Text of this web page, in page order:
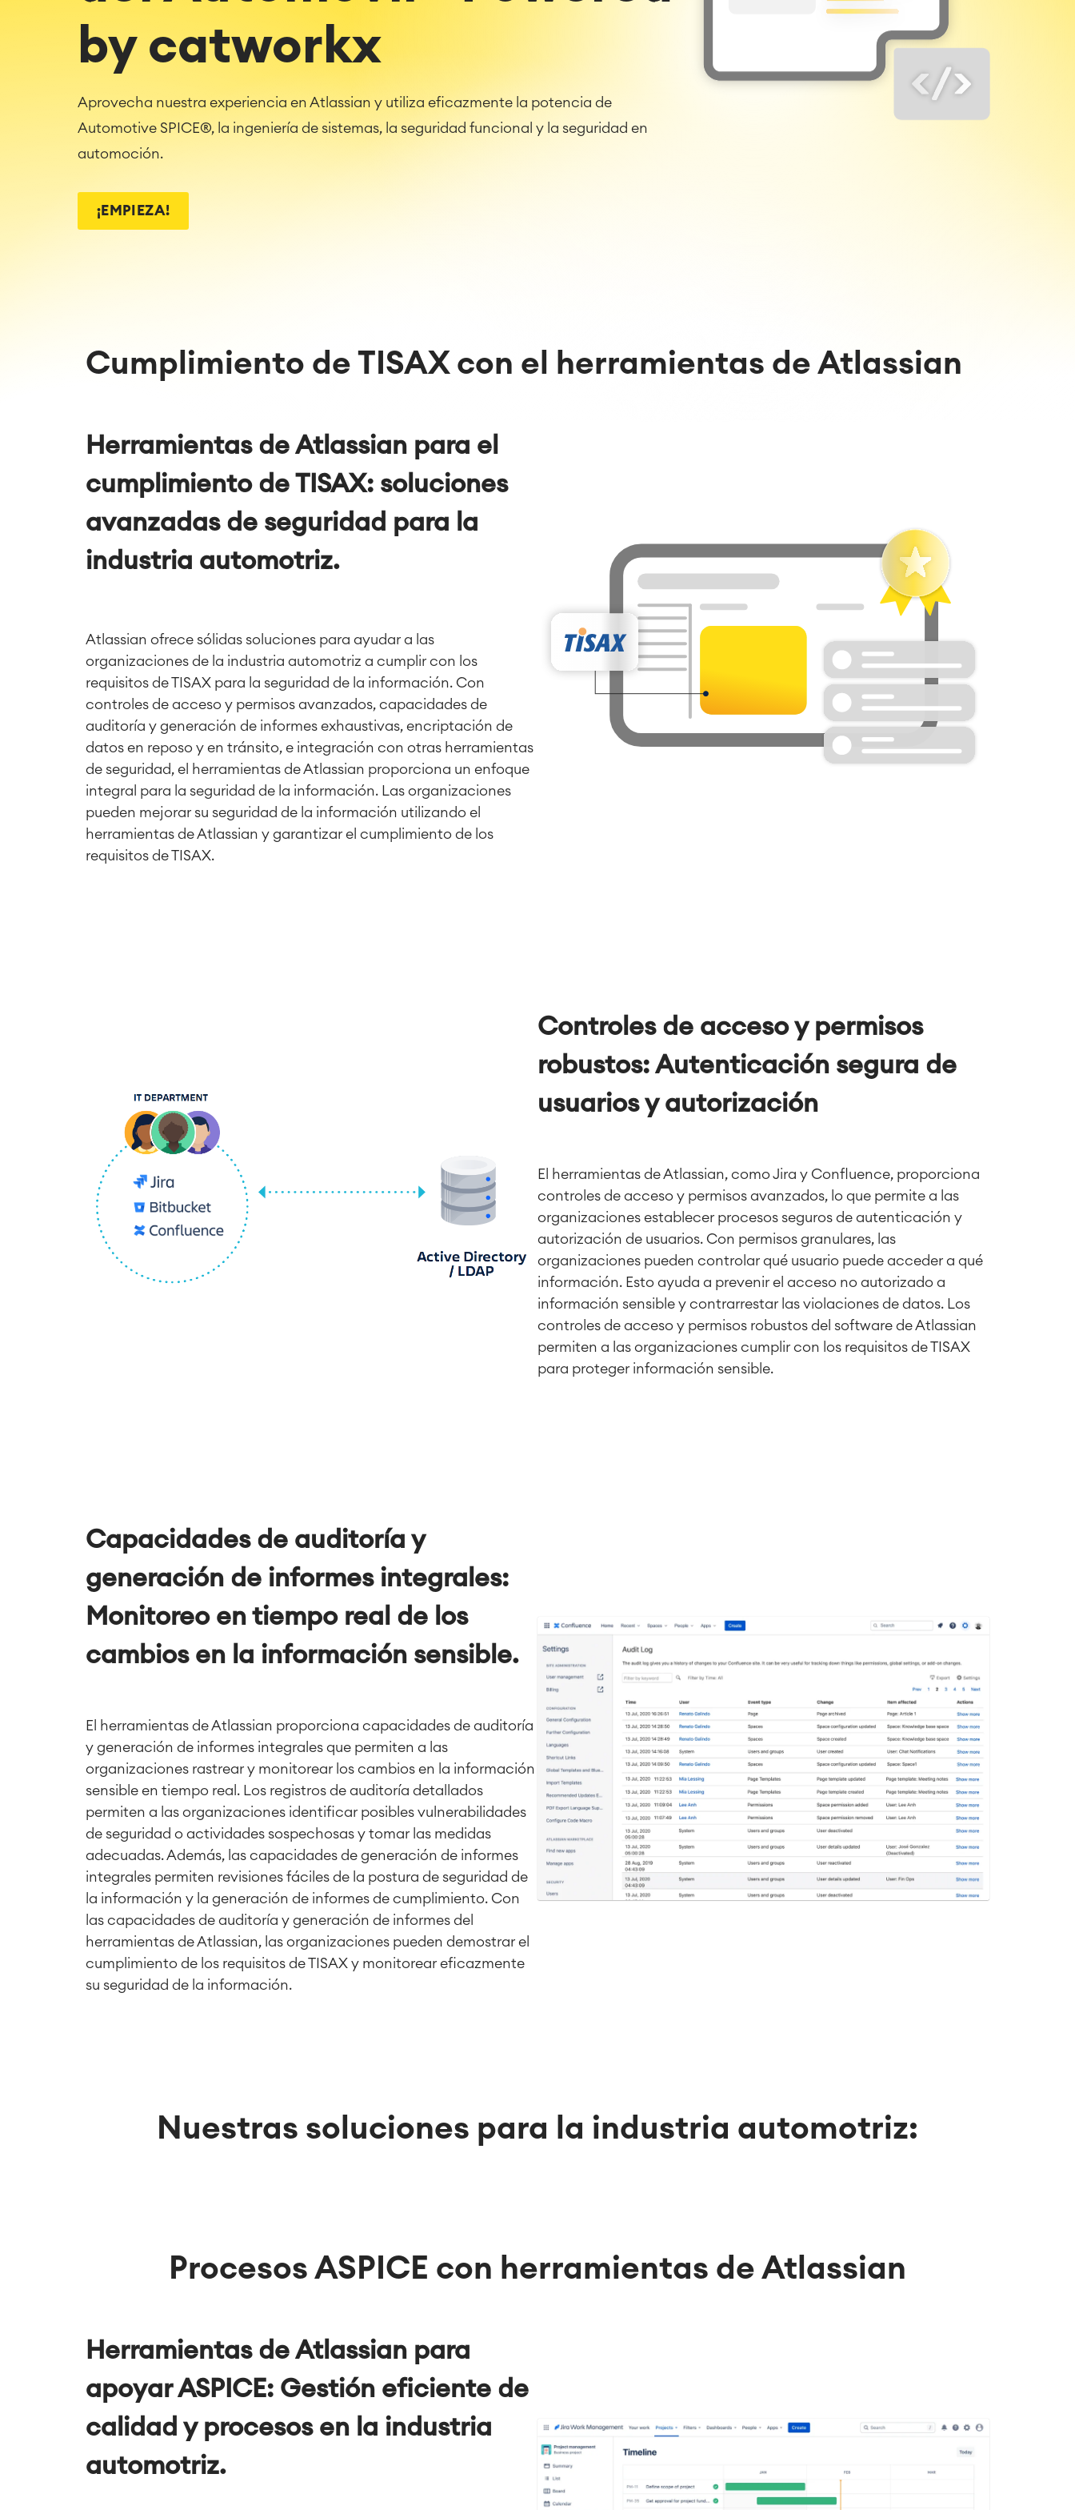
by catworkx
Aprovecha nuestra experiencia en Atlassian y utiliza eficazmente la potencia de
Automotive SPICE®, la ingeniería de sistemas, la seguridad funcional y la seguridad en
automoción.
¡EMPIEZA!
Cumplimiento de TISAX con el herramientas de Atlassian
Herramientas de Atlassian para el
cumplimiento de TISAX: soluciones
avanzadas de seguridad para la
industria automotriz.
Atlassian ofrece sólidas soluciones para ayudar a las
organizaciones de la industria automotriz a cumplir con los
requisitos de TISAX para la seguridad de la información. Con
controles de acceso y permisos avanzados, capacidades de
auditoría y generación de informes exhaustivas, encriptación de
datos en reposo y en tránsito, e integración con otras herramientas
de seguridad, el herramientas de Atlassian proporciona un enfoque
integral para la seguridad de la información. Las organizaciones
pueden mejorar su seguridad de la información utilizando el
herramientas de Atlassian y garantizar el cumplimiento de los
requisitos de TISAX.
Controles de acceso y permisos
robustos: Autenticación segura de
usuarios y autorización
El herramientas de Atlassian, como Jira y Confluence, proporciona
controles de acceso y permisos avanzados, lo que permite a las
organizaciones establecer procesos seguros de autenticación y
autorización de usuarios. Con permisos granulares, las
organizaciones pueden controlar qué usuario puede acceder a qué
información. Esto ayuda a prevenir el acceso no autorizado a
información sensible y contrarrestar las violaciones de datos. Los
controles de acceso y permisos robustos del software de Atlassian
permiten a las organizaciones cumplir con los requisitos de TISAX
para proteger información sensible.
Capacidades de auditoría y
generación de informes integrales:
Monitoreo en tiempo real de los
cambios en la información sensible.
El herramientas de Atlassian proporciona capacidades de auditoría
y generación de informes integrales que permiten a las
organizaciones rastrear y monitorear los cambios en la información
sensible en tiempo real. Los registros de auditoría detallados
permiten a las organizaciones identificar posibles vulnerabilidades
de seguridad o actividades sospechosas y tomar las medidas
adecuadas. Además, las capacidades de generación de informes
integrales permiten revisiones fáciles de la postura de seguridad de
la información y la generación de informes de cumplimiento. Con
las capacidades de auditoría y generación de informes del
herramientas de Atlassian, las organizaciones pueden demostrar el
cumplimiento de los requisitos de TISAX y monitorear eficazmente
su seguridad de la información.
Nuestras soluciones para la industria automotriz:
Procesos ASPICE con herramientas de Atlassian
Herramientas de Atlassian para
apoyar ASPICE: Gestión eficiente de
calidad y procesos en la industria
automotriz.